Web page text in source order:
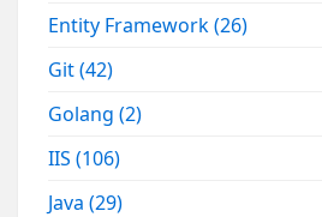
Entity Framework(26)
Git(42)
Golang(2)
IIS(106)
Java(29)